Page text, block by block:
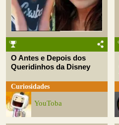
O Antes e Depois dos
Queridinhos da Disney
Curiosidades
YouToba